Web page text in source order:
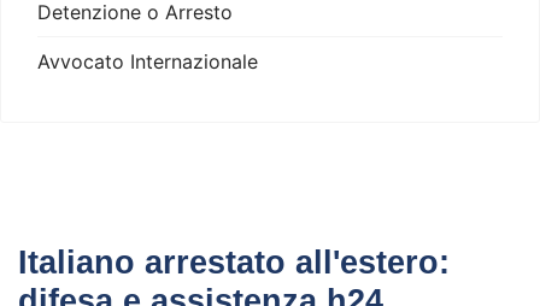
Detenzione o Arresto
Avvocato Internazionale
Italiano arrestato all'estero: